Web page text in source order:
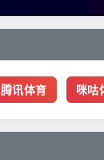
腾讯体育 咪咕